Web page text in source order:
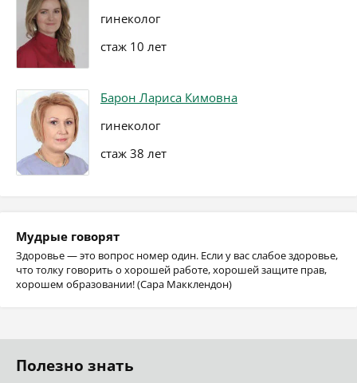
гинеколог
стаж 10 лет
Барон Лариса Кимовна
гинеколог
стаж 38 лет
Мудрые говорят
Здоровье — это вопрос номер один. Если у вас слабое здоровье,
что толку говорить о хорошей работе, хорошей защите прав,
хорошем образовании! (Сара Макклендон)
Полезно знать